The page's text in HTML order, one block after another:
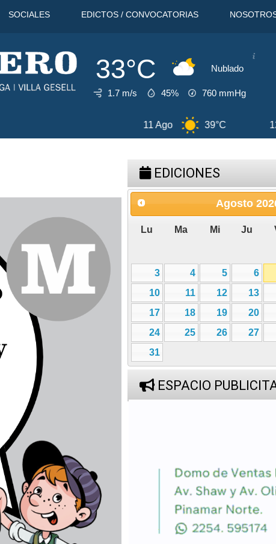
SOCIALES EDICTOS / CONVOCATORIAS
33°C Nublado
1.7 m/s 45% 760 mmHg
38°C 13 Ago
EDICIONES
Agosto
Lu Ma Mi Ju
3
4 5 6
10
11 12 13
17
18 19 20
24
25 26 27
31
ESPACIO